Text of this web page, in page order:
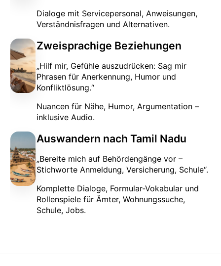
Dialoge mit Servicepersonal, Anweisungen,
Verständnisfragen und Alternativen.
Zweisprachige Beziehungen
„Hilf mir, Gefühle auszudrücken: Sag mir
Phrasen für Anerkennung, Humor und
Konfliktlösung.“
Nuancen für Nähe, Humor, Argumentation –
inklusive Audio.
Auswandern nach Tamil Nadu
„Bereite mich auf Behördengänge vor –
Stichworte Anmeldung, Versicherung, Schule“.
Komplette Dialoge, Formular-Vokabular und
Rollenspiele für Ämter, Wohnungssuche,
Schule, Jobs.